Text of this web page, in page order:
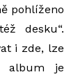
pohlíženo
desku“.
i zde, lze
album je